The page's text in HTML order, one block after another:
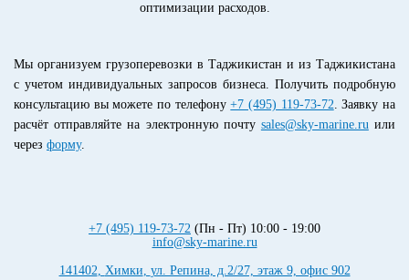
оптимизации расходов.
Мы организуем грузоперевозки в Таджикистан и из Таджикистана
с учетом индивидуальных запросов бизнеса. Получить подробную
консультацию вы можете по телефону+7 (495) 119-73-72. Заявку на
расчёт отправляйте на электронную почту sales@sky-marine.ruили
через форму.
+7 (495) 119-73-72 (Пн - Пт) 10:00 - 19:00
info@sky-marine.ru
141402, Химки, ул. Репина, д.2/27, этаж 9, офис 902